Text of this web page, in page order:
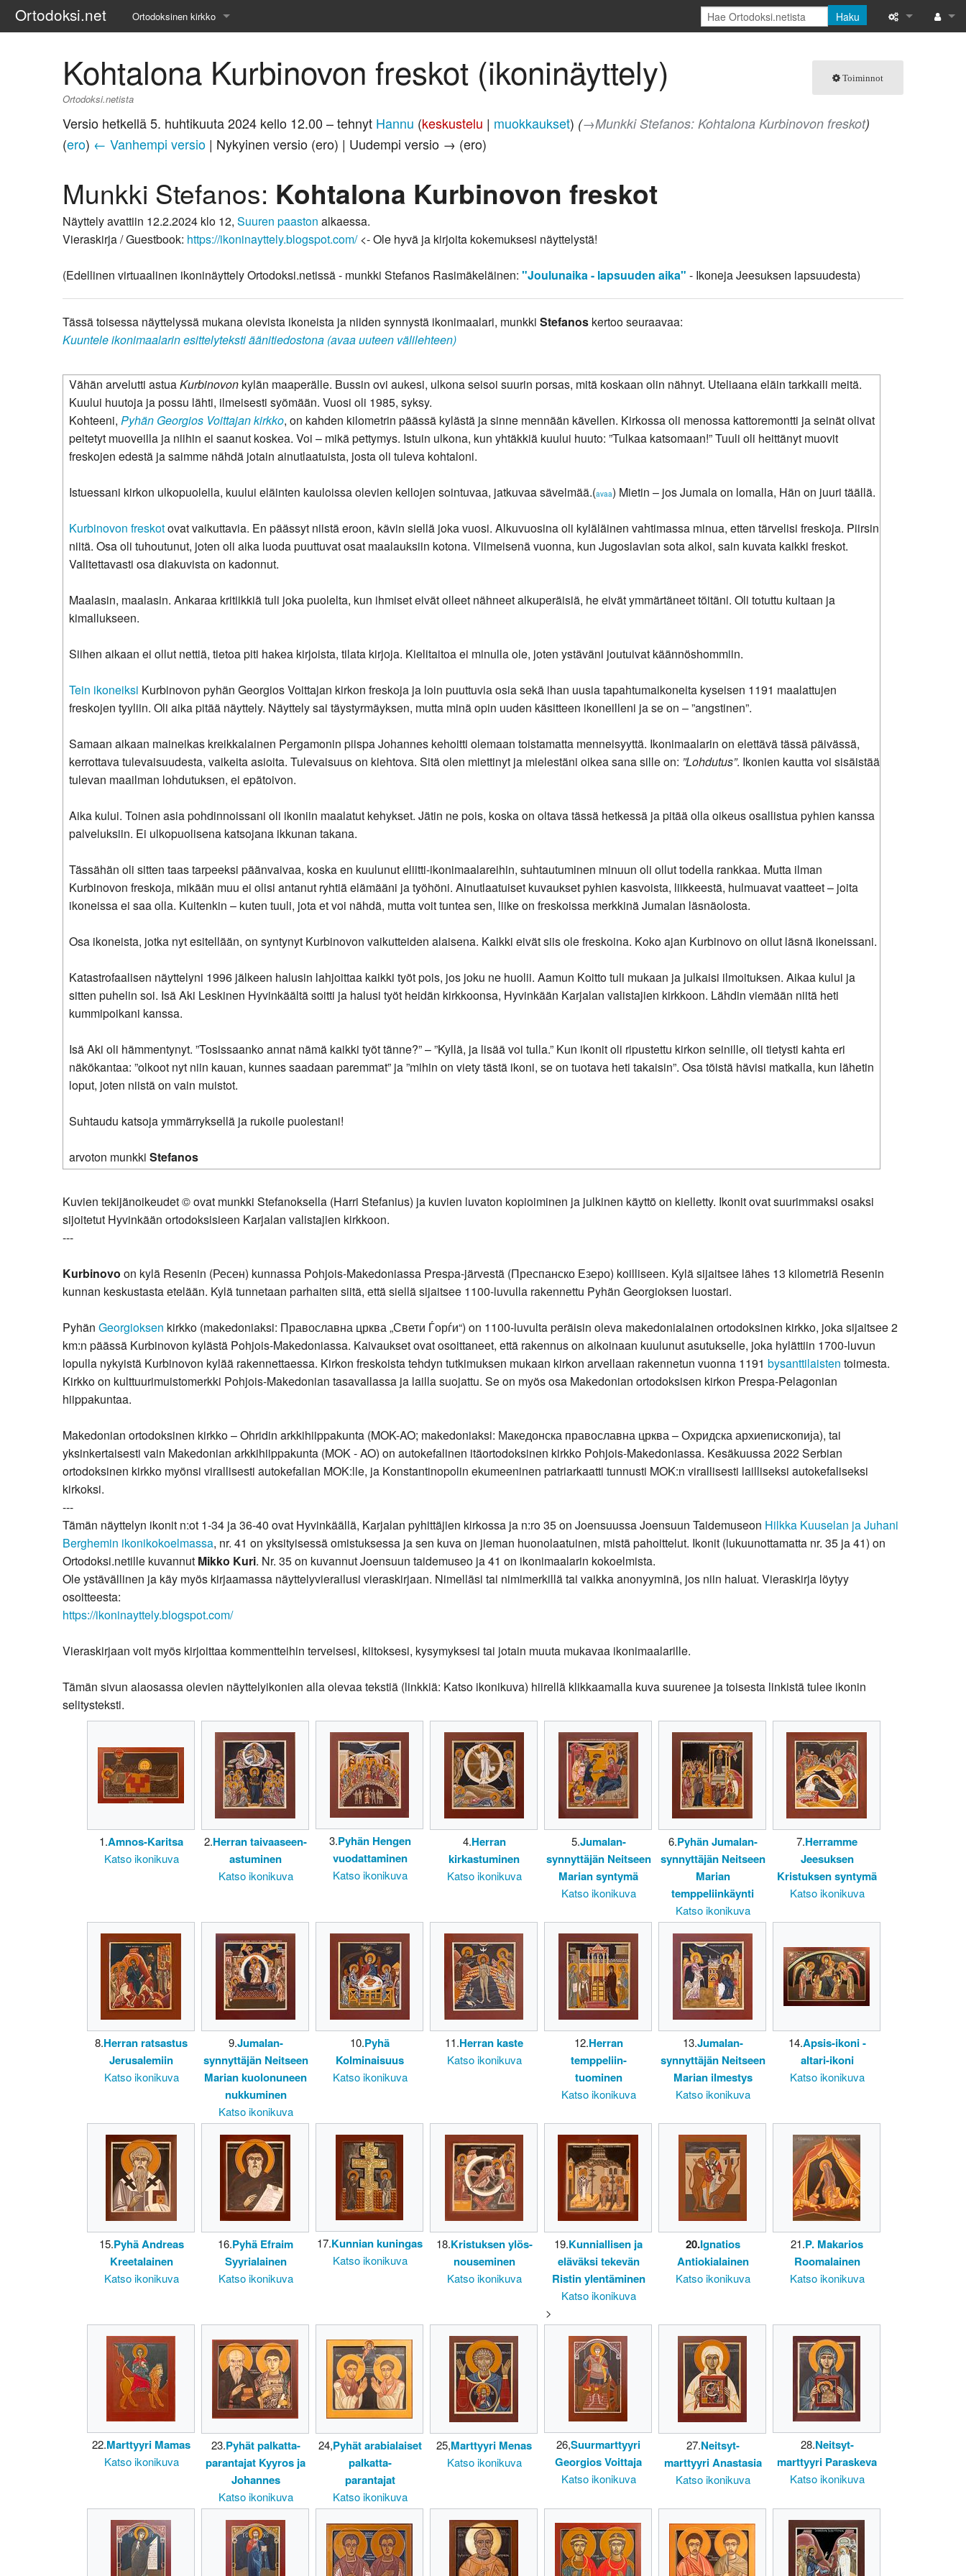
Ortodoksi.net Ortodoksinen kirkko
Liturgiset tekstit
Kirkkohistoria
Kirkkotaide
Pyhät ihmiset
Kirkkoon liittyminen
Haku
Toiminnot
Kohtalona Kurbinovon freskot (ikoninäyttely)
Ortodoksi.netista
Versio hetkellä 5. huhtikuuta 2024 kello 12.00 – tehnyt Hannu (keskustelu | muokkaukset) (→‎Munkki Stefanos: Kohtalona Kurbinovon freskot)
(ero) ← Vanhempi versio | Nykyinen versio (ero) | Uudempi versio → (ero)
Munkki Stefanos: Kohtalona Kurbinovon freskot
Näyttely avattiin 12.2.2024 klo 12, Suuren paaston alkaessa.
Vieraskirja / Guestbook: https://ikoninayttely.blogspot.com/<- Ole hyvä ja kirjoita kokemuksesi näyttelystä!
(Edellinen virtuaalinen ikoninäyttely Ortodoksi.netissä - munkki Stefanos Rasimäkeläinen: "Joulunaika - lapsuuden aika" - Ikoneja Jeesuksen lapsuudesta)
Tässä toisessa näyttelyssä mukana olevista ikoneista ja niiden synnystä ikonimaalari, munkki Stefanos kertoo seuraavaa:
Kuuntele ikonimaalarin esittelyteksti äänitiedostona (avaa uuteen välilehteen)
Vähän arvelutti astuaKurbinovon kylän maaperälle. Bussin ovi aukesi, ulkona seisoi suurin porsas, mitä koskaan olin nähnyt. Uteliaana eläin tarkkaili meitä.
Kuului huutoja ja possu lähti, ilmeisesti syömään. Vuosi oli 1985, syksy.
Kohteeni, Pyhän Georgios Voittajan kirkko, on kahden kilometrin päässä kylästä ja sinne mennään kävellen. Kirkossa oli menossa kattoremontti ja seinät olivat
peitetyt muoveilla ja niihin ei saanut koskea. Voi – mikä pettymys. Istuin ulkona, kun yhtäkkiä kuului huuto: ”Tulkaa katsomaan!” Tuuli oli heittänyt muovit
freskojen edestä ja saimme nähdä jotain ainutlaatuista, josta oli tuleva kohtaloni.
Istuessani kirkon ulkopuolella, kuului eläinten kauloissa olevien kellojen sointuvaa, jatkuvaa sävelmää.(avaa) Mietin – jos Jumala on lomalla, Hän on juuri täällä.
Kurbinovon freskotovat vaikuttavia. En päässyt niistä eroon, kävin siellä joka vuosi. Alkuvuosina oli kyläläinen vahtimassa minua, etten tärvelisi freskoja. Piirsin
niitä. Osa oli tuhoutunut, joten oli aika luoda puuttuvat osat maalauksiin kotona. Viimeisenä vuonna, kun Jugoslavian sota alkoi, sain kuvata kaikki freskot.
Valitettavasti osa diakuvista on kadonnut.
Maalasin, maalasin. Ankaraa kritiikkiä tuli joka puolelta, kun ihmiset eivät olleet nähneet alkuperäisiä, he eivät ymmärtäneet töitäni. Oli totuttu kultaan ja
kimallukseen.
Siihen aikaan ei ollut nettiä, tietoa piti hakea kirjoista, tilata kirjoja. Kielitaitoa ei minulla ole, joten ystäväni joutuivat käännöshommiin.
Tein ikoneiksi Kurbinovon pyhän Georgios Voittajan kirkon freskoja ja loin puuttuvia osia sekä ihan uusia tapahtumaikoneita kyseisen 1191 maalattujen
freskojen tyyliin. Oli aika pitää näyttely. Näyttely sai täystyrmäyksen, mutta minä opin uuden käsitteen ikoneilleni ja se on – ”angstinen”.
Samaan aikaan maineikas kreikkalainen Pergamonin piispa Johannes kehoitti olemaan toistamatta menneisyyttä. Ikonimaalarin on elettävä tässä päivässä,
kerrottava tulevaisuudesta, vaikeita asioita. Tulevaisuus on kiehtova. Sitä olen miettinyt ja mielestäni oikea sana sille on: ”Lohdutus”. Ikonien kautta voi sisäistää
tulevan maailman lohdutuksen, ei epätoivon.
Aika kului. Toinen asia pohdinnoissani oli ikoniin maalatut kehykset. Jätin ne pois, koska on oltava tässä hetkessä ja pitää olla oikeus osallistua pyhien kanssa
palveluksiin. Ei ulkopuolisena katsojana ikkunan takana.
Tässähän oli sitten taas tarpeeksi päänvaivaa, koska en kuulunut eliitti-ikonimaalareihin, suhtautuminen minuun oli ollut todella rankkaa. Mutta ilman
Kurbinovon freskoja, mikään muu ei olisi antanut ryhtiä elämääni ja työhöni. Ainutlaatuiset kuvaukset pyhien kasvoista, liikkeestä, hulmuavat vaatteet – joita
ikoneissa ei saa olla. Kuitenkin – kuten tuuli, jota et voi nähdä, mutta voit tuntea sen, liike on freskoissa merkkinä Jumalan läsnäolosta.
Osa ikoneista, jotka nyt esitellään, on syntynyt Kurbinovon vaikutteiden alaisena. Kaikki eivät siis ole freskoina. Koko ajan Kurbinovo on ollut läsnä ikoneissani.
Katastrofaalisen näyttelyni 1996 jälkeen halusin lahjoittaa kaikki työt pois, jos joku ne huolii. Aamun Koitto tuli mukaan ja julkaisi ilmoituksen. Aikaa kului ja
sitten puhelin soi. Isä Aki Leskinen Hyvinkäältä soitti ja halusi työt heidän kirkkoonsa, Hyvinkään Karjalan valistajien kirkkoon. Lähdin viemään niitä heti
kummipoikani kanssa.
Isä Aki oli hämmentynyt. ”Tosissaanko annat nämä kaikki työt tänne?” – ”Kyllä, ja lisää voi tulla.” Kun ikonit oli ripustettu kirkon seinille, oli tietysti kahta eri
näkökantaa: ”olkoot nyt niin kauan, kunnes saadaan paremmat” ja ”mihin on viety tästä ikoni, se on tuotava heti takaisin”. Osa töistä hävisi matkalla, kun lähetin
loput, joten niistä on vain muistot.
Suhtaudu katsoja ymmärryksellä ja rukoile puolestani!
arvoton munkki Stefanos
Kuvien tekijänoikeudet © ovat munkki Stefanoksella (Harri Stefanius) ja kuvien luvaton kopioiminen ja julkinen käyttö on kielletty. Ikonit ovat suurimmaksi osaksi
sijoitetut Hyvinkään ortodoksisieen Karjalan valistajien kirkkoon.
---
Kurbinovo on kylä Resenin (Ресен) kunnassa Pohjois-Makedoniassa Prespa-järvestä (Преспанско Езеро) koilliseen. Kylä sijaitsee lähes 13 kilometriä Resenin
kunnan keskustasta etelään. Kylä tunnetaan parhaiten siitä, että siellä sijaitsee 1100-luvulla rakennettu Pyhän Georgioksen luostari.
Pyhän Georgioksen kirkko (makedoniaksi: Православна црква „Свети Ѓорѓи“) on 1100-luvulta peräisin oleva makedonialainen ortodoksinen kirkko, joka sijaitsee 2
km:n päässä Kurbinovon kylästä Pohjois-Makedoniassa. Kaivaukset ovat osoittaneet, että rakennus on aikoinaan kuulunut asutukselle, joka hylättiin 1700-luvun
lopulla nykyistä Kurbinovon kylää rakennettaessa. Kirkon freskoista tehdyn tutkimuksen mukaan kirkon arvellaan rakennetun vuonna 1191 bysanttilaisten toimesta.
Kirkko on kulttuurimuistomerkki Pohjois-Makedonian tasavallassa ja lailla suojattu. Se on myös osa Makedonian ortodoksisen kirkon Prespa-Pelagonian
hiippakuntaa.
Makedonian ortodoksinen kirkko – Ohridin arkkihiippakunta (MOK-AO; makedoniaksi: Македонска православна црква – Охридска архиепископија), tai
yksinkertaisesti vain Makedonian arkkihiippakunta (MOK - AO) on autokefalinen itäortodoksinen kirkko Pohjois-Makedoniassa. Kesäkuussa 2022 Serbian
ortodoksinen kirkko myönsi virallisesti autokefalian MOK:lle, ja Konstantinopolin ekumeeninen patriarkaatti tunnusti MOK:n virallisesti lailliseksi autokefaliseksi
kirkoksi.
---
Tämän näyttelyn ikonit n:ot 1-34 ja 36-40 ovat Hyvinkäällä, Karjalan pyhittäjien kirkossa ja n:ro 35 on Joensuussa Joensuun Taidemuseon Hilkka Kuuselan ja Juhani
Berghemin ikonikokoelmassa, nr. 41 on yksityisessä omistuksessa ja sen kuva on jieman huonolaatuinen, mistä pahoittelut. Ikonit (lukuunottamatta nr. 35 ja 41) on
Ortodoksi.netille kuvannut Mikko Kuri. Nr. 35 on kuvannut Joensuun taidemuseo ja 41 on ikonimaalarin kokoelmista.
Ole ystävällinen ja käy myös kirjaamassa näyttelyvierailusi vieraskirjaan. Nimelläsi tai nimimerkillä tai vaikka anonyyminä, jos niin haluat. Vieraskirja löytyy
osoitteesta:
https://ikoninayttely.blogspot.com/
Vieraskirjaan voit myös kirjoittaa kommentteihin terveisesi, kiitoksesi, kysymyksesi tai jotain muuta mukavaa ikonimaalarille.
Tämän sivun alaosassa olevien näyttelyikonien alla olevaa tekstiä (linkkiä: Katso ikonikuva) hiirellä klikkaamalla kuva suurenee ja toisesta linkistä tulee ikonin
selitysteksti.
1.Amnos-Karitsa
Katso ikonikuva
2.Herran taivaaseen-
astuminen
Katso ikonikuva
3.Pyhän Hengen
vuodattaminen
Katso ikonikuva
4.Herran
kirkastuminen
Katso ikonikuva
5.Jumalan-
synnyttäjän Neitseen
Marian syntymä
Katso ikonikuva
6.Pyhän Jumalan-
synnyttäjän Neitseen
Marian
temppeliinkäynti
Katso ikonikuva
7.Herramme
Jeesuksen
Kristuksen syntymä
Katso ikonikuva
8.Herran ratsastus
Jerusalemiin
Katso ikonikuva
9.Jumalan-
synnyttäjän Neitseen
Marian kuolonuneen
nukkuminen
Katso ikonikuva
10.Pyhä
Kolminaisuus
Katso ikonikuva
11.Herran kaste
Katso ikonikuva
12.Herran
temppeliin-
tuominen
Katso ikonikuva
13.Jumalan-
synnyttäjän Neitseen
Marian ilmestys
Katso ikonikuva
14.Apsis-ikoni -
altari-ikoni
Katso ikonikuva
15.Pyhä Andreas
Kreetalainen
Katso ikonikuva
16.Pyhä Efraim
Syyrialainen
Katso ikonikuva
17.Kunnian kuningas
Katso ikonikuva
18.Kristuksen ylös-
nouseminen
Katso ikonikuva
19.Kunniallisen ja
eläväksi tekevän
Ristin ylentäminen
Katso ikonikuva
>
20.Ignatios
Antiokialainen
Katso ikonikuva
21.P. Makarios
Roomalainen
Katso ikonikuva
22.Marttyyri Mamas
Katso ikonikuva
23.Pyhät palkatta-
parantajat Kyyros ja
Johannes
Katso ikonikuva
24,Pyhät arabialaiset
palkatta-
parantajat
Katso ikonikuva
25,Marttyyri Menas
Katso ikonikuva
26,Suurmarttyyri
Georgios Voittaja
Katso ikonikuva
27.Neitsyt-
marttyyri Anastasia
Katso ikonikuva
28.Neitsyt-
marttyyri Paraskeva
Katso ikonikuva